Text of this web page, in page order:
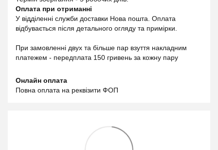
Оплата при отриманні
У відділенні служби доставки Нова пошта. Оплата
відбувається після детального огляду та примірки.
При замовленні двух та більше пар взуття накладним
платежем - передплата 150 гривень за кожну пару
Онлайн оплата
Повна оплата на реквізити ФОП